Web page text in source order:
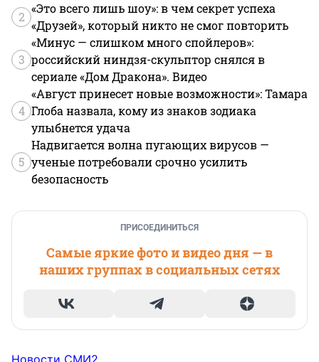
2
«Это всего лишь шоу»: в чем секрет успеха
«Друзей», который никто не смог повторить
3
«Минус — слишком много спойлеров»:
российский ниндзя-скульптор снялся в
сериале «Дом Дракона». Видео
4
«Август принесет новые возможности»: Тамара
Глоба назвала, кому из знаков зодиака
улыбнется удача
5
Надвигается волна пугающих вирусов —
ученые потребовали срочно усилить
безопасность
ПРИСОЕДИНИТЬСЯ
Самые яркие фото и видео дня — в
наших группах в социальных сетях